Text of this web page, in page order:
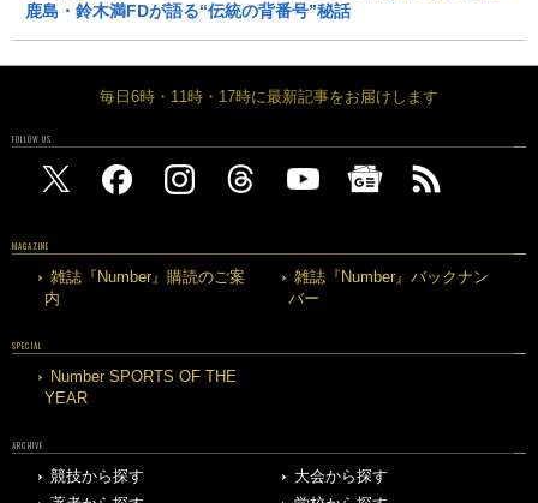
鹿島・鈴木満FDが語る“伝統の背番号”秘話
毎日6時・11時・17時に最新記事をお届けします
FOLLOW US
MAGAZINE
雑誌『Number』購読のご案
内
雑誌『Number』バックナン
バー
SPECIAL
Number SPORTS OF THE
YEAR
ARCHIVE
競技から探す
大会から探す